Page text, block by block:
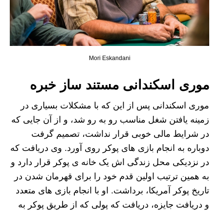
Mori Eskandani
موری اسکندانی مستند ساز خبره
موری اسکندانی پس از این که با مشکلات بسیاری در
زمینه یافتن شغل مناسب رو به رو شد، و از آن جایی که
در شرایط مالی خوبی قرار نداشت، تصمیم گرفت
دوباره به انجام بازی های پوکر روی آورد. وی دریافت که
در نزدیکی محل زندگی اش یک خانه ی پوکر قرار دارد و
به همین ترتیب اولین قدم خود را برای قهرمان شدن در
تاریخ پوکر آمریکا، برداشت. او با انجام بازی های متعدد
و دریافت جایزه، دریافت که پولی که از طریق پوکر به